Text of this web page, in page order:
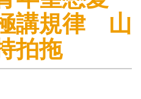
講規律 山
拍拖